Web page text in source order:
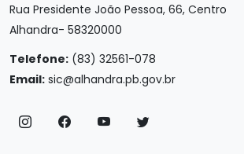
Rua Presidente João Pessoa, 66, Centro
Alhandra- 58320000
Telefone: (83) 32561-078
Email: sic@alhandra.pb.gov.br